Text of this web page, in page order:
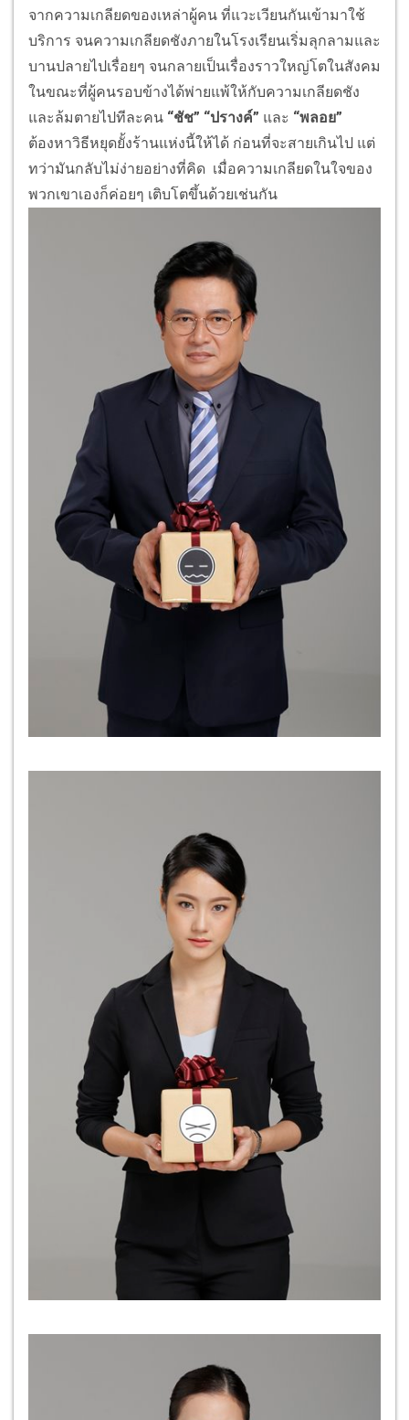
จากความเกลียดของเหล่าผู้คน ที่แวะเวียนกันเข้ามาใช้
บริการ จนความเกลียดชังภายในโรงเรียนเริ่มลุกลามและ
บานปลายไปเรื่อยๆ จนกลายเป็นเรื่องราวใหญ่โตในสังคม
ในขณะที่ผู้คนรอบข้างได้พ่ายแพ้ให้กับความเกลียดชัง
และล้มตายไปทีละคน “ชัช” “ปรางค์” และ “พลอย”
ต้องหาวิธีหยุดยั้งร้านแห่งนี้ให้ได้ ก่อนที่จะสายเกินไป แต่
ทว่ามันกลับไม่ง่ายอย่างที่คิด เมื่อความเกลียดในใจของ
พวกเขาเองก็ค่อยๆ เติบโตขึ้นด้วยเช่นกัน